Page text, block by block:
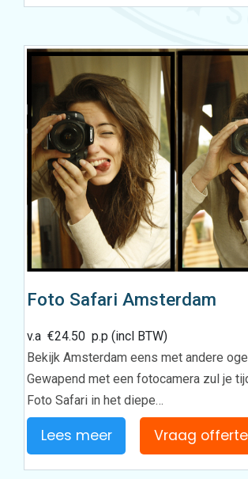
Foto Safari Amsterdam
v.a€24.50 p.p (incl BTW)
Bekijk Amsterdam eens met andere
Gewapend met een fotocamera zul je
Foto Safari in het diepe…
Lees meer Vraag